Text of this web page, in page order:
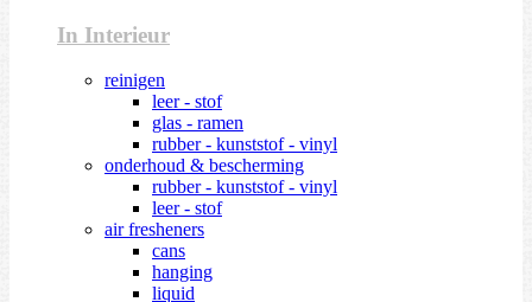
In Interieur
reinigen
leer - stof
glas - ramen
rubber - kunststof - vinyl
onderhoud & bescherming
rubber - kunststof - vinyl
leer - stof
air fresheners
cans
hanging
liquid